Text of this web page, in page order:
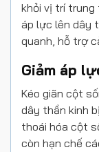
khỏi vị trí trung
áp lực lên dây
quanh, hỗ trợ
Giảm áp
Kéo giãn cột
dây thần kinh
thoái hóa cột
còn hạn chế